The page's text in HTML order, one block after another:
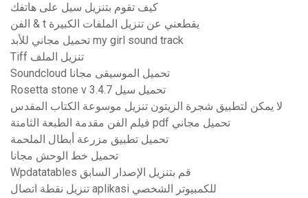
كيف تقوم بتنزيل سيل على هاتفك
الفن & t يقطعني عن تنزيل الملفات الكبيرة
تحميل مجاني للأبد my girl sound track
Tiff تنزيل الملف
Soundcloud تحميل الموسيقى مجانا
Rosetta stone v 3.4.7 تحميل سيل
لا يمكن لتطبيق شجرة الزيتون تنزيل موسوعة الكتاب المقدس
فيلم الفن مقدمة الطبعة الثامنة pdf تحميل مجاني
تحميل تطبيق مزرعة أبطال الملحمة
تحميل خط الوحش مجانا
Wpdatatables قم بتنزيل الإصدار السابق
تنزيل نقطة اتصال aplikasi للكمبيوتر الشخصي